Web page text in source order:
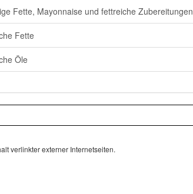
Fette, Mayonnaise und fettreiche Zubereitungen
Fette
Öle
verlinkter externer Internetseiten.